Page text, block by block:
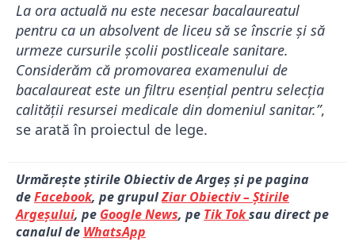
La ora actuală nu este necesar bacalaureatul
pentru ca un absolvent de liceu să se înscrie și să
urmeze cursurile școlii postliceale sanitare.
Considerăm că promovarea examenului de
bacalaureat este un filtru esențial pentru selecția
calității resursei medicale din domeniul sanitar.”,
se arată în proiectul de lege.
Urmărește știrile Obiectiv de Argeș și pe pagina
deFacebook, pe grupulZiar Obiectiv – Știrile
Argeșului, pe Google News, pe Tik Toksau direct pe
canalul de WhatsApp